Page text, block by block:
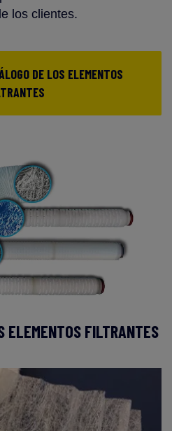
los clientes.
DE LOS ELEMENTOS
ELEMENTOS FILTRANTES